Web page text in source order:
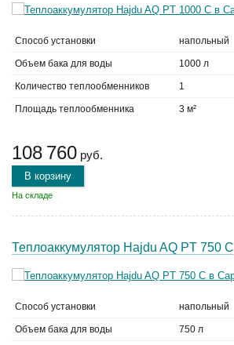
Способ установки напольный
Объем бака для воды 1000 л
Количество теплообменников 1
Площадь теплообменника 3 м²
108 760 руб.
В корзину
На складе
Теплоаккумулятор Hajdu AQ PT 750 C
Способ установки напольный
Объем бака для воды 750 л